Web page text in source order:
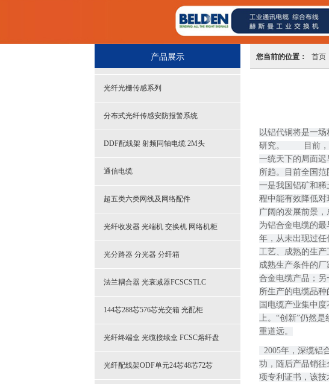
您当前的位置： 首页
以铝代铜将是一
研究。 　　目前
一统天下的局面
所趋。目前全国
一是我国铝矿和
程中能有效降低
广阔的发展前景
为铝合金电缆的
年，从未出现过
工艺、成熟的生
成熟生产条件的
合金电缆产品；
所生产的电缆品
国电缆产业集中
上。“创新”仍然
重道远。
功，随后产品销
项专利证书，该技
产品展示
光纤光栅传感系列
分布式光纤传感安防报警系统
DDF配线架 射频同轴电缆 2M头
通信电缆
超五类六类网线及网络配件
光纤收发器 光端机 交换机 网络机柜
光分路器 分光器 分纤箱
法兰耦合器 光衰减器FCSCSTLC
144芯288芯576芯光交箱 光配柜
光纤终端盒 光缆接续盒 FCSC熔纤盘
光纤配线架ODF单元24芯48芯72芯